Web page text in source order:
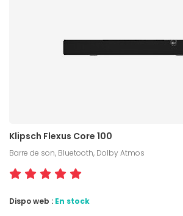
Klipsch Flexus Core 100
Barre de son, Bluetooth, Dolby Atmos
Dispo web : En stock